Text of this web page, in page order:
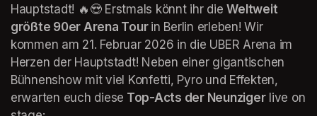
Hauptstadt! 🔥😍 Erstmals könnt ihr die Weltweit
größte 90er Arena Tour in Berlin erleben! Wir
kommen am 21. Februar 2026 in die UBER Arena im
Herzen der Hauptstadt! Neben einer gigantischen
Bühnenshow mit viel Konfetti, Pyro und Effekten,
erwarten euch diese Top-Acts der Neunziger live on